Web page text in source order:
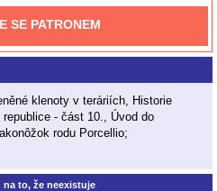
SE PATRONEM
klenoty v teráriích, Historie
- část 10., Úvod do
rodu Porcellio;
to, že neexistuje